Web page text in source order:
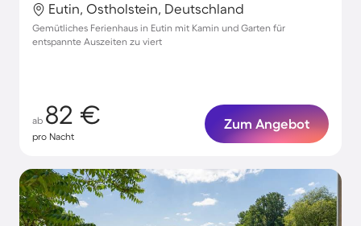
Eutin, Ostholstein, Deutschland
Gemütliches Ferienhaus in Eutin mit Kamin und Garten für
entspannte Auszeiten zu viert
ab 82 €
pro Nacht
Zum Angebot